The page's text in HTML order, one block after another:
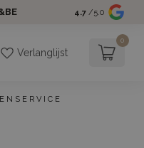
4.7 /5.0
Verlanglijst
0